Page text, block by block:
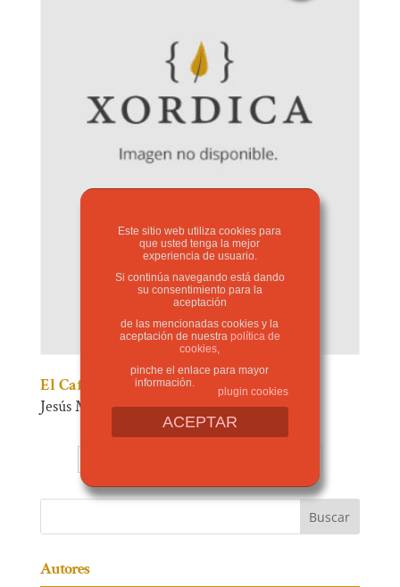
El Café de la Rana
Jesús Moncada
Autores
Este sitio web utiliza cookies para
que usted tenga la mejor
experiencia de usuario.
Si continúa navegando está dando
su consentimiento para la
aceptación
de las mencionadas cookies y la
aceptación de nuestra política de
cookies,
pinche el enlace para mayor
información.
plugin cookies
ACEPTAR